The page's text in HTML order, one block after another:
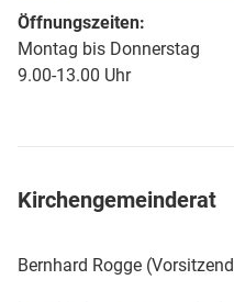
Öffnungszeiten:
Montag bis Donnerstag
9.00-13.00 Uhr
Kirchengemeinderat
Bernhard Rogge